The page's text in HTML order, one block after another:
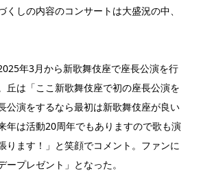
くしの内容のコンサートは大盛況の中、
年3月から新歌舞伎座で座長公演を行
丘は「ここ新歌舞伎座で初の座長公演を
公演をするなら最初は新歌舞伎座が良い
年は活動20周年でもありますので歌も演
ります！」と笑顔でコメント。ファンに
ープレゼント」となった。